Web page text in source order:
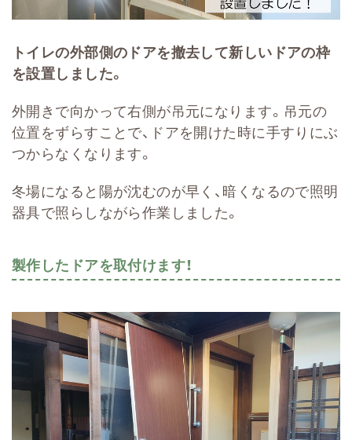
トイレの外部側のドアを撤去して新しいドアの枠
を設置しました。
外開きで向かって右側が吊元になります。吊元の
位置をずらすことで、ドアを開けた時に手すりにぶ
つからなくなります。
冬場になると陽が沈むのが早く、暗くなるので照明
器具で照らしながら作業しました。
製作したドアを取付けます！